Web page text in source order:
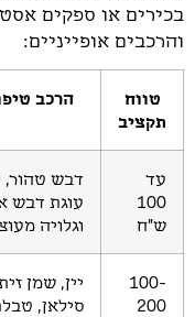
בכירים או ספקים
והרכבים אופייניים:
טווח
תקציב
הרכב
עד
100
ש"ח
דבש טהור,
עוגת דבש
וגלויה
100-
200
יין, שמן
סילאן,